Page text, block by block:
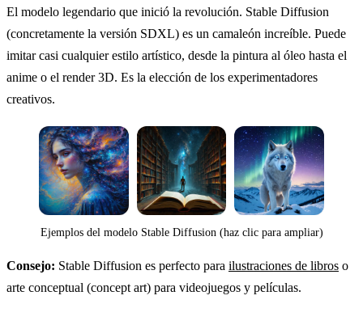
El modelo legendario que inició la revolución. Stable Diffusion
(concretamente la versión SDXL) es un camaleón increíble. Puede
imitar casi cualquier estilo artístico, desde la pintura al óleo hasta el
anime o el render 3D. Es la elección de los experimentadores
creativos.
Ejemplos del modelo Stable Diffusion (haz clic para ampliar)
Consejo: Stable Diffusion es perfecto para ilustraciones de libros o
arte conceptual (concept art) para videojuegos y películas.